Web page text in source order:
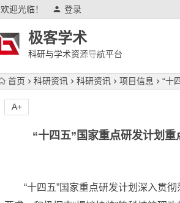
欢迎光临！ 登录
极客学术
科研与学术资源导航平台
首页 科研资讯 科研资讯 项目信息 “十
“十四五”国家重点研发计划
A+
“十四五”国家重点研发计划深入贯